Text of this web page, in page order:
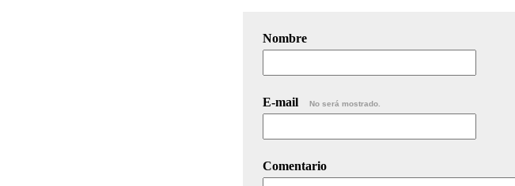
Nombre
E-mail No será mostrado.
Comentario